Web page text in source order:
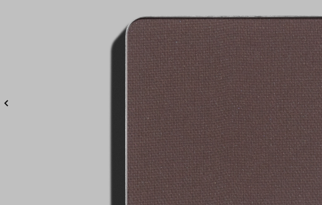
